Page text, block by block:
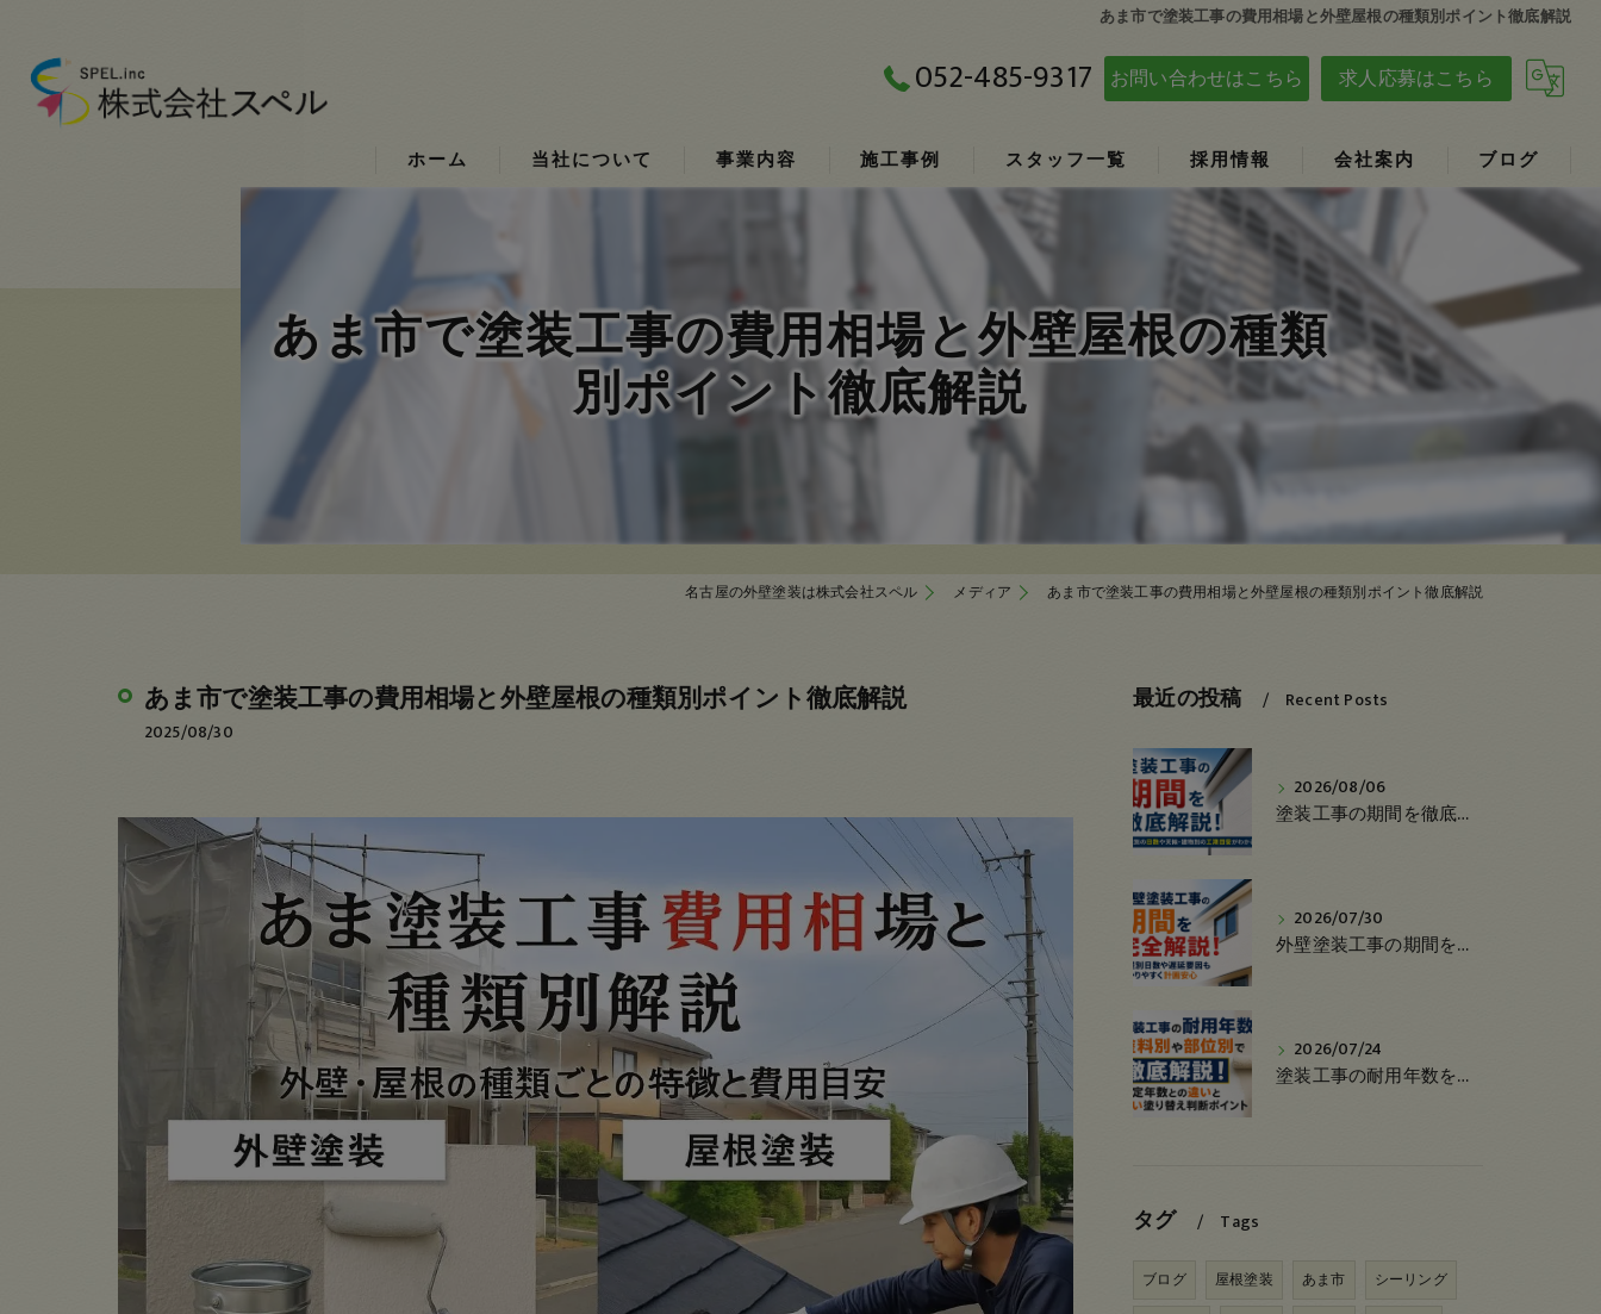
あま市で塗装工事の費用相場と外壁屋根の種類別ポイント徹底解説
052-485-9317 お問い合わせはこちら 求人応募はこちら
ホーム 当社について 事業内容 施工事例 スタッフ一覧 採用情報 会社案内 ブログ
あま市で塗装工事の費用相場と外壁屋根の種類
別ポイント徹底解説
名古屋の外壁塗装は株式会社スペル メディア あま市で塗装工事の費用相場と外壁屋根の種類別ポイント徹底解説
あま市で塗装工事の費用相場と外壁屋根の種類別ポイント徹底解説
2025/08/30
最近の投稿 Recent Posts
2026/08/06
塗装工事の期間を徹底解説！工程別の日数や天候・建物別の工期目安がわかる
2026/07/30
外壁塗装工事の期間を完全解説！工程別日数や遅延要因もわかりやすく計画安心
2026/07/24
塗装工事の耐用年数を塗料別や部位別で徹底解説！法定年数との違いと賢い塗り替え判断ポイント
タグ Tags
ブログ 屋根塗装 あま市
シーリング